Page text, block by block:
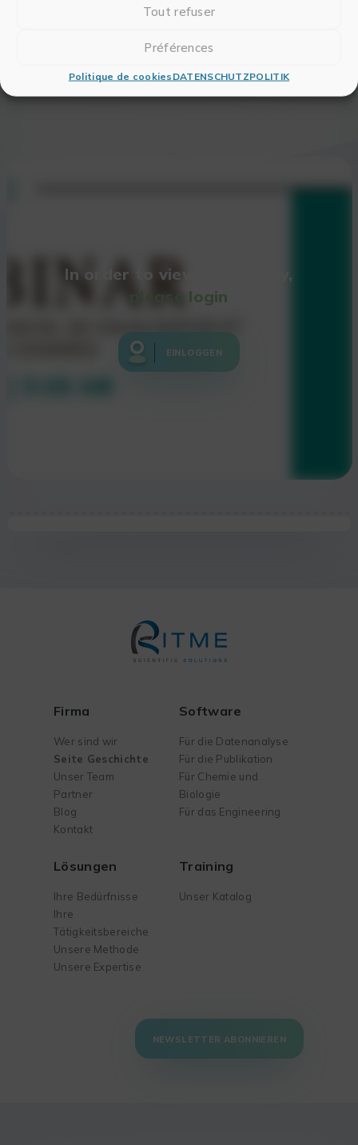
Tout refuser
Préférences
Politique de cookies DATENSCHUTZPOLITIK
In order to view the Replay,
please login
EINLOGGEN
Firma
Wer sind wir
Seite Geschichte
Unser Team
Partner
Blog
Kontakt
Software
Für die Datenanalyse
Für die Publikation
Für Chemie und
Biologie
Für das Engineering
Lösungen
Ihre Bedürfnisse
Ihre
Tätigkeitsbereiche
Unsere Methode
Unsere Expertise
Training
Unser Katalog
NEWSLETTER ABONNIEREN